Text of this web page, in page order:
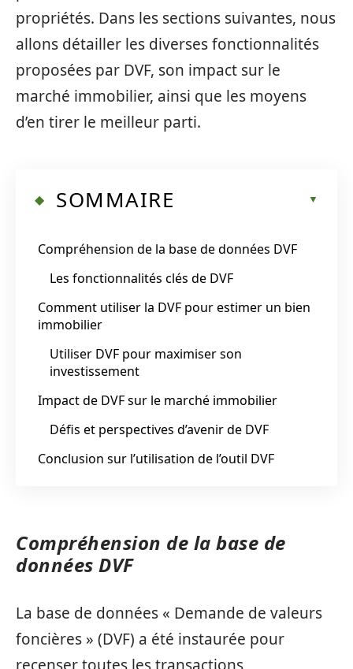
propriétés. Dans les sections suivantes, nous
allons détailler les diverses fonctionnalités
proposées par DVF, son impact sur le
marché immobilier, ainsi que les moyens
d’en tirer le meilleur parti.
SOMMAIRE
Compréhension de la base de données DVF
Les fonctionnalités clés de DVF
Comment utiliser la DVF pour estimer un bien
immobilier
Utiliser DVF pour maximiser son
investissement
Impact de DVF sur le marché immobilier
Défis et perspectives d’avenir de DVF
Conclusion sur l’utilisation de l’outil DVF
Compréhension de la base de
données DVF
La base de données « Demande de valeurs
foncières » (DVF) a été instaurée pour
recenser toutes les transactions